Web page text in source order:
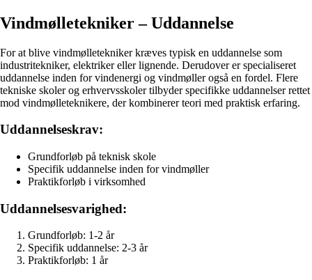
Vindmølletekniker – Uddannelse
For at blive vindmølletekniker kræves typisk en uddannelse som
industritekniker, elektriker eller lignende. Derudover er specialiseret
uddannelse inden for vindenergi og vindmøller også en fordel. Flere
tekniske skoler og erhvervsskoler tilbyder specifikke uddannelser rettet
mod vindmølleteknikere, der kombinerer teori med praktisk erfaring.
Uddannelseskrav:
Grundforløb på teknisk skole
Specifik uddannelse inden for vindmøller
Praktikforløb i virksomhed
Uddannelsesvarighed:
Grundforløb: 1-2 år
Specifik uddannelse: 2-3 år
Praktikforløb: 1 år